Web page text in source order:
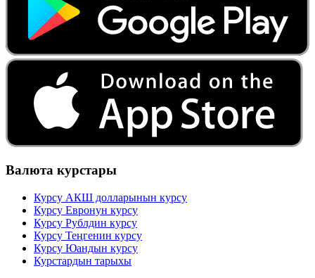
Валюта курстары
Курсу АКШ долларынын курсу
Курсу Евронун курсу
Курсу Рублдин курсу
Курсу Теңгенин курсу
Курсу Юандын курсу
Курстардын тарыхы